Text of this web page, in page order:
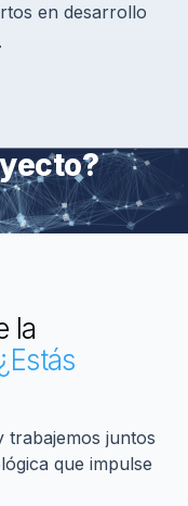
en desarrollo
la
trabajemos juntos
que impulse